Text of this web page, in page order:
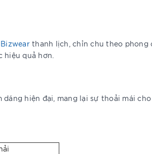
Bizwearthanh lịch, chỉn chu theo phong
hiệu quả hơn.
hiện đại, mang lại sự thoải mái